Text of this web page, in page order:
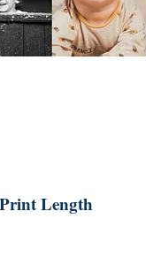
Print Length